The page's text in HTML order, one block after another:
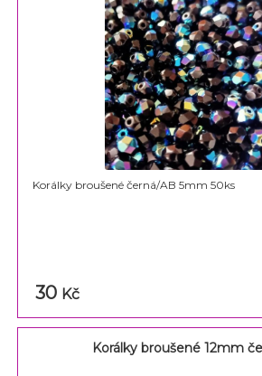
Korálky broušené černá/AB 5mm 50ks
30 Kč
Korálky broušené 12mm